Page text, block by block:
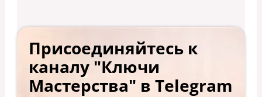
Присоединяйтесь к
каналу "Ключи
Мастерства" в Telegram